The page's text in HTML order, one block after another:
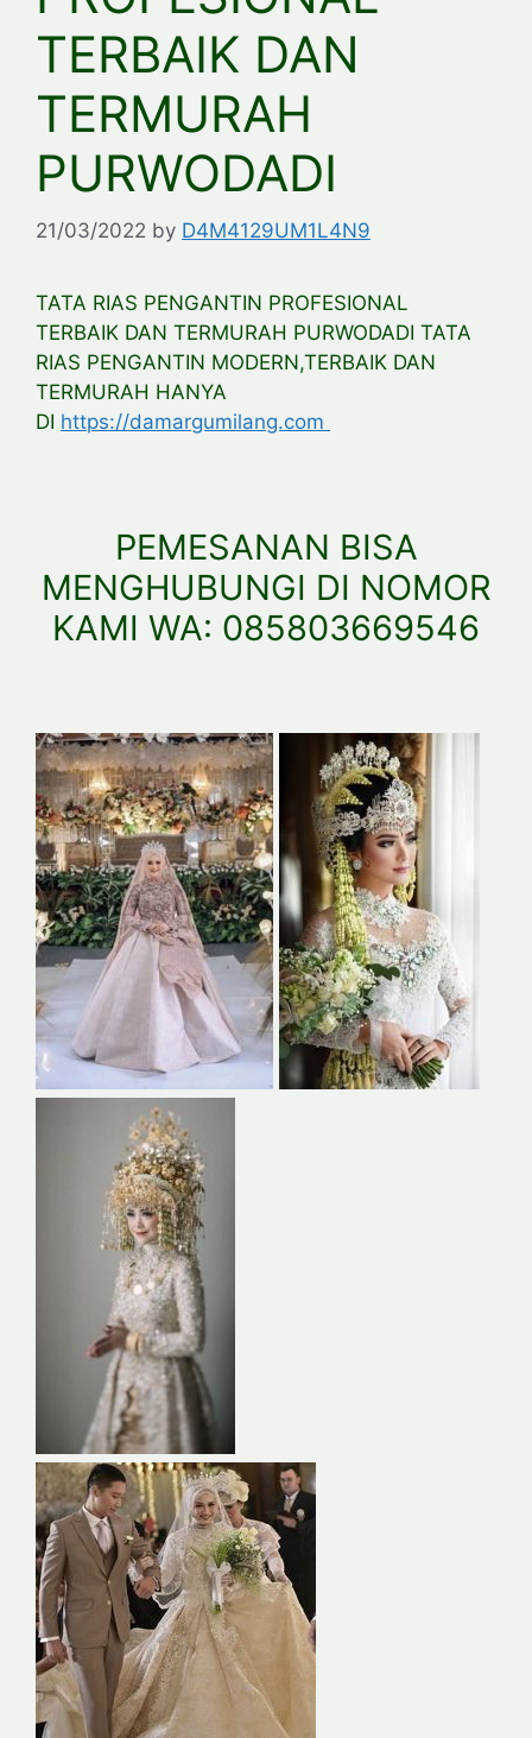
TERBAIK DAN
TERMURAH
PURWODADI
21/03/2022 by D4M4129UM1L4N9
TATA RIAS PENGANTIN PROFESIONAL
TERBAIK DAN TERMURAH PURWODADI TATA
RIAS PENGANTIN MODERN,TERBAIK DAN
TERMURAH HANYA
DI https://damargumilang.com
PEMESANAN BISA
MENGHUBUNGI DI NOMOR
KAMI WA: 085803669546